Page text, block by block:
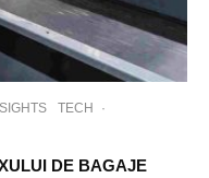
TECH
·
DE BAGAJE